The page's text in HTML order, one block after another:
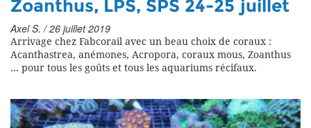
Zoanthus, LPS, SPS 24-25 juillet
Axel S. / 26 juillet 2019
Arrivage chez Fabcorail avec un beau choix de coraux :
Acanthastrea, anémones, Acropora, coraux mous, Zoanthus
... pour tous les goûts et tous les aquariums récifaux.